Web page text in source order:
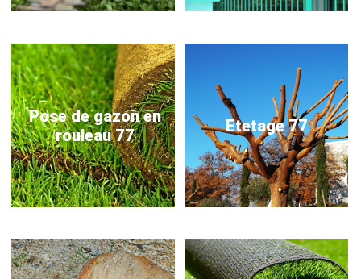
Pose de gazon en
rouleau 77
Etetage 77